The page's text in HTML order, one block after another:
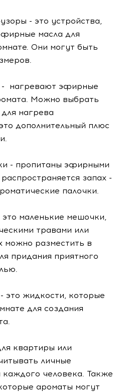
- это устройства,
масла для
Они могут быть
- нагревают эфирные
Можно выбрать
нагрева
дополнительный плюс
- пропитаны эфирными
запах -
палочки.
маленькие мешочки,
травами или
разместить в
придания приятного
это жидкости, которые
для создания
квартиры или
личные
человека. Также
ароматы могут